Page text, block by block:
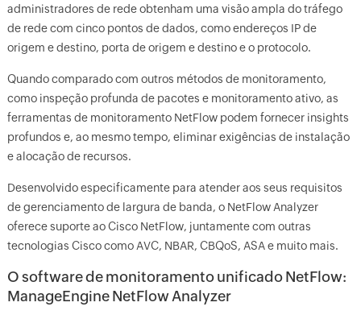
administradores de rede obtenham uma visão ampla do tráfego
de rede com cinco pontos de dados, como endereços IP de
origem e destino, porta de origem e destino e o protocolo.
Quando comparado com outros métodos de monitoramento,
como inspeção profunda de pacotes e monitoramento ativo, as
ferramentas de monitoramento NetFlow podem fornecer insights
profundos e, ao mesmo tempo, eliminar exigências de instalação
e alocação de recursos.
Desenvolvido especificamente para atender aos seus requisitos
de gerenciamento de largura de banda, o NetFlow Analyzer
oferece suporte ao Cisco NetFlow, juntamente com outras
tecnologias Cisco como AVC, NBAR, CBQoS, ASA e muito mais.
O software de monitoramento unificado NetFlow:
ManageEngine NetFlow Analyzer